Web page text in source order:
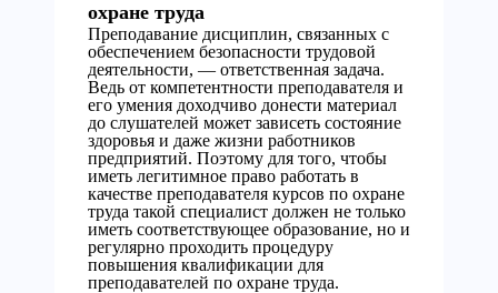
охране труда
Преподавание дисциплин, связанных с
обеспечением безопасности трудовой
деятельности, — ответственная задача.
Ведь от компетентности преподавателя и
его умения доходчиво донести материал
до слушателей может зависеть состояние
здоровья и даже жизни работников
предприятий. Поэтому для того, чтобы
иметь легитимное право работать в
качестве преподавателя курсов по охране
труда такой специалист должен не только
иметь соответствующее образование, но и
регулярно проходить процедуру
повышения квалификации для
преподавателей по охране труда.